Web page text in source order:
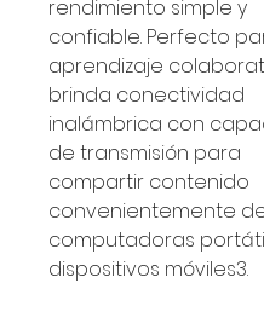
rendimiento simple y
confiable. Perfecto
aprendizaje
brinda conectividad
inalámbrica con
de transmisión para
compartir contenido
convenientemente
computadoras
dispositivos móviles3.